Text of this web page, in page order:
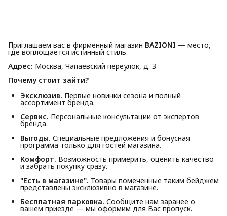
Приглашаем вас в фирменный магазин BAZIONI — место,
где воплощается истинный стиль.
Адрес: Москва, Чапаевский переулок, д. 3
Почему стоит зайти?
Эксклюзив. Первые новинки сезона и полный
ассортимент бренда.
Сервис. Персональные консультации от экспертов
бренда.
Выгоды. Специальные предложения и бонусная
программа только для гостей магазина.
Комфорт. Возможность примерить, оценить качество
и забрать покупку сразу.
"Есть в магазине". Товары помеченные таким бейджем
представлены эксклюзивно в магазине.
Бесплатная парковка. Сообщите нам заранее о
вашем приезде — мы оформим для Вас пропуск.